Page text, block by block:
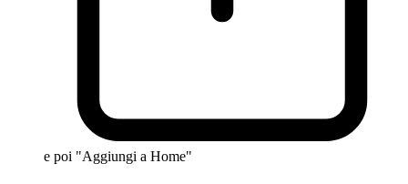
e poi "Aggiungi a Home"